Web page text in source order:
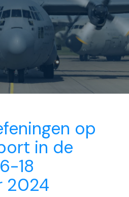
op
in de
18
2024